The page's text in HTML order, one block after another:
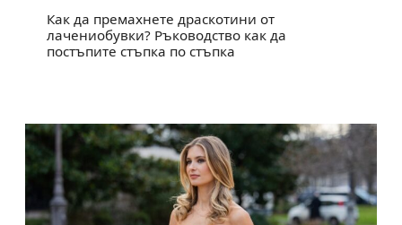
Как да премахнете драскотини от
лачениобувки? Ръководство как да
постъпите стъпка по стъпка